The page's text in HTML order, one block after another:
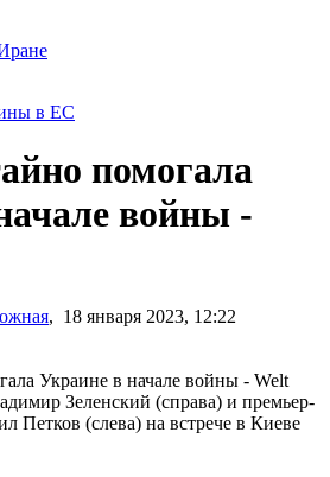
в ЕС
помогала
войны -
, 18 января 2023, 12:22
Зеленский (справа) и премьер-
Петков (слева) на встрече в Киеве